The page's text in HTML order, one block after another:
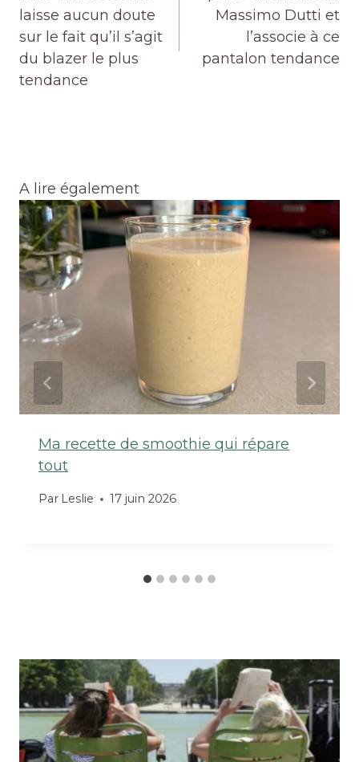
laisse aucun doute
sur le fait qu’il s’agit
du blazer le plus
tendance
Massimo Dutti et
l’associe à ce
pantalon tendance
A lire également
Ma recette de smoothie qui répare
tout
Par Leslie 17 juin 2026